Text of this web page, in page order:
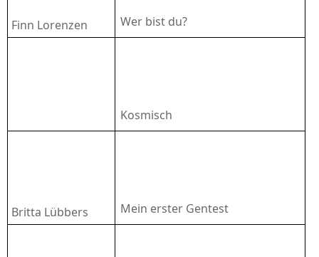
Finn Lorenzen Wer bist du?
Kosmisch
Britta Lübbers Mein erster Gentest